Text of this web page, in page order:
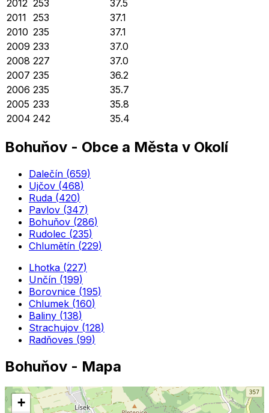
2012 253
37.5
2011 253
37.1
2010 235
37.1
2009 233
37.0
2008 227
37.0
2007 235
36.2
2006 235
35.7
2005 233
35.8
2004 242 35.4
Bohuňov - Obce a Města v Okolí
Dalečín (659)
Ujčov (468)
Ruda (420)
Pavlov (347)
Bohuňov (286)
Rudolec (235)
Chlumětín (229)
Lhotka (227)
Unčín (199)
Borovnice (195)
Chlumek (160)
Baliny (138)
Strachujov (128)
Radňoves (99)
Bohuňov - Mapa
+